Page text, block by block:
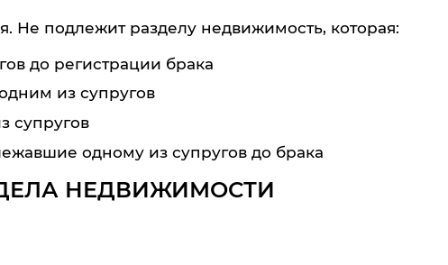
Не подлежит разделу недвижимость, которая:
до регистрации брака
из супругов
супругов
одному из супругов до брака
НЕДВИЖИМОСТИ